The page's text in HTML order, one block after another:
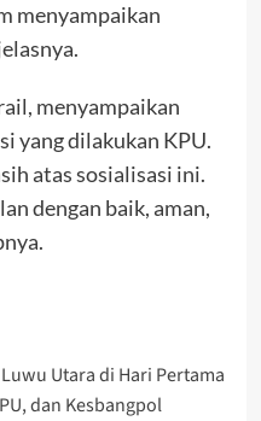
menyampaikan
menyampaikan
yang dilakukan KPU.
atas sosialisasi ini.
dengan baik, aman,
Utara di Hari Pertama
dan Kesbangpol